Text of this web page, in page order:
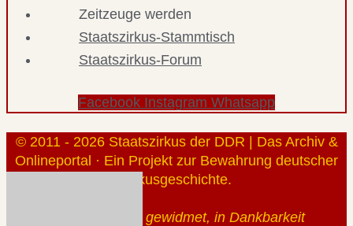
Zeitzeuge werden
Staatszirkus-Stammtisch
Staatszirkus-Forum
Facebook Instagram Whatsapp
© 2011 - 2026 Staatszirkus der DDR | Das Archiv &
Onlineportal · Ein Projekt zur Bewahrung deutscher
Zirkusgeschichte.
Gerhard Klauß gewidmet, in Dankbarkeit